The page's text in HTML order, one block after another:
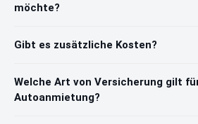
möchte?
Gibt es zusätzliche Kosten?
Welche Art von Versicherung gilt
Autoanmietung?